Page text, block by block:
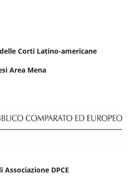
Corti Latino-americane
Area Mena
DPCE